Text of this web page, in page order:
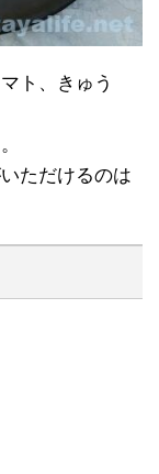
ト、きゅう
ただけるのは